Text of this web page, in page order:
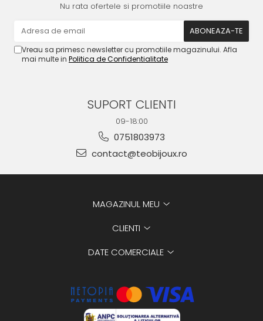
Nu rata ofertele si promotiile noastre
Vreau sa primesc newsletter cu promotiile magazinului. Afla
mai multe in Politica de Confidentialitate
SUPORT CLIENTI
09-18:00
0751803973
contact@teobijoux.ro
MAGAZINUL MEU
CLIENTI
DATE COMERCIALE